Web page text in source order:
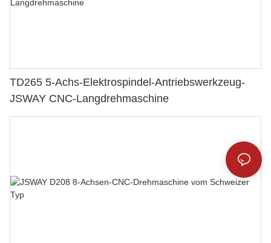
TD265 5-Achs-Elektrospindel-Antriebswerkzeug-
JSWAY CNC-Langdrehmaschine